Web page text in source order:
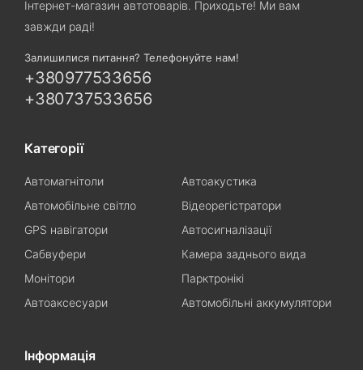
Інтернет-магазин автотоварів. Приходьте! Ми вам
завжди раді!
Залишилися питання? Телефонуйте нам!
+380977533656
+380737533656
Категорії
Автомагнітоли
Автоакустика
Автомобільне світло
Відеорегістратори
GPS навігатори
Автосигналізації
Сабвуфери
Камера заднього вида
Монітори
Парктронікі
Автоаксесуари
Автомобільні аккумулятори
Інформація